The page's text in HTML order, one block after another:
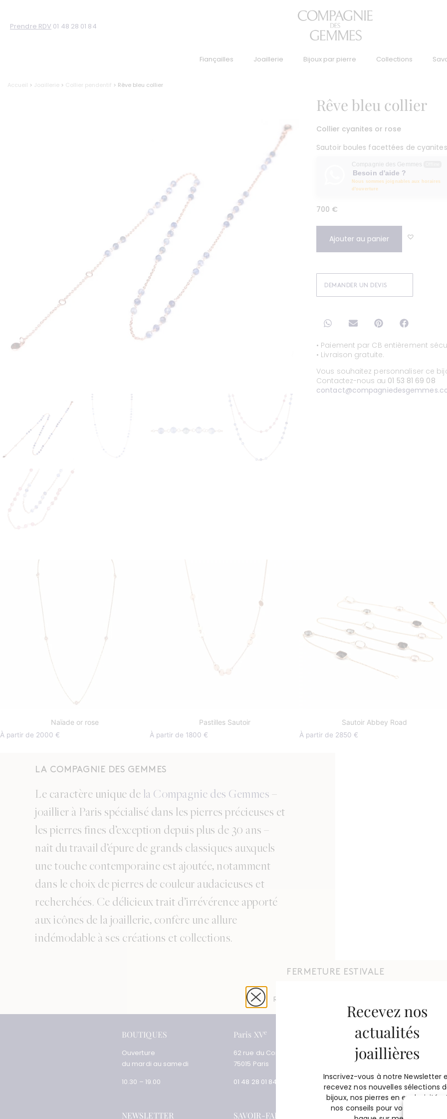
Prendre RDV 01 48 28 01 84
Fiançailles Joaillerie Bijoux par pierre Collections
Accueil > Joaillerie > Collier pendentif > Rêve bleu collier
Rêve bleu collier
Collier cyanites or rose
Sautoir boules facettées de
Compagnie des Gemmes
Besoin d'aide ?
Nous sommes joignables aux horaires
d'ouverture
700 €
Ajouter au panier
DEMANDER UN DEVIS
• Paiement par CB entièrement
• Livraison gratuite.
Vous souhaitez personnaliser ce
Contactez-nous au 01 53 81 69 08
Naïade or rose
À partir de 2000 €
Pastilles Sautoir
À partir de 1800 €
Sautoir Abbey Road
À partir de 2850 €
LA COMPAGNIE DES GEMMES
Le caractère unique de la Compagnie des Gemmes –
joaillier à Paris spécialisé dans les pierres précieuses et
les pierres fines d’exception depuis plus de 30 ans –
naît du travail d’épure de grands classiques auxquels
une touche contemporaine est ajoutée, notamment
dans le choix de pierres de couleur audacieuses et
recherchées. Ce délicieux trait d’irrévérence apporté
aux icônes de la joaillerie, confère une allure
indémodable à ses créations et collections.
FERMETURE ESTIVALE
Réouverture le 1er septembre 2026
BOUTIQUES
Ouverture
du mardi au samedi
10.30 – 19.00
Paris XVe
62 rue du Commerce
75015 Paris
01 48 28 01 84
Paris XVIIe
3 place des Ternes
75017 Paris
01 53 81 69 08
NEWSLETTER SAVOIR-FAIRE SERVICES
Recevez nos
actualités
joaillières
Inscrivez-vous à notre Newsletter
recevez nos nouvelles sélections
bijoux, nos pierres en exclusivité et
nos conseils pour vos projets de